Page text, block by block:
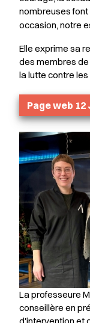
nombreuses
occasion, notre
Elle exprime sa
des membres
la lutte contre
Page web
La professeure
conseillère en